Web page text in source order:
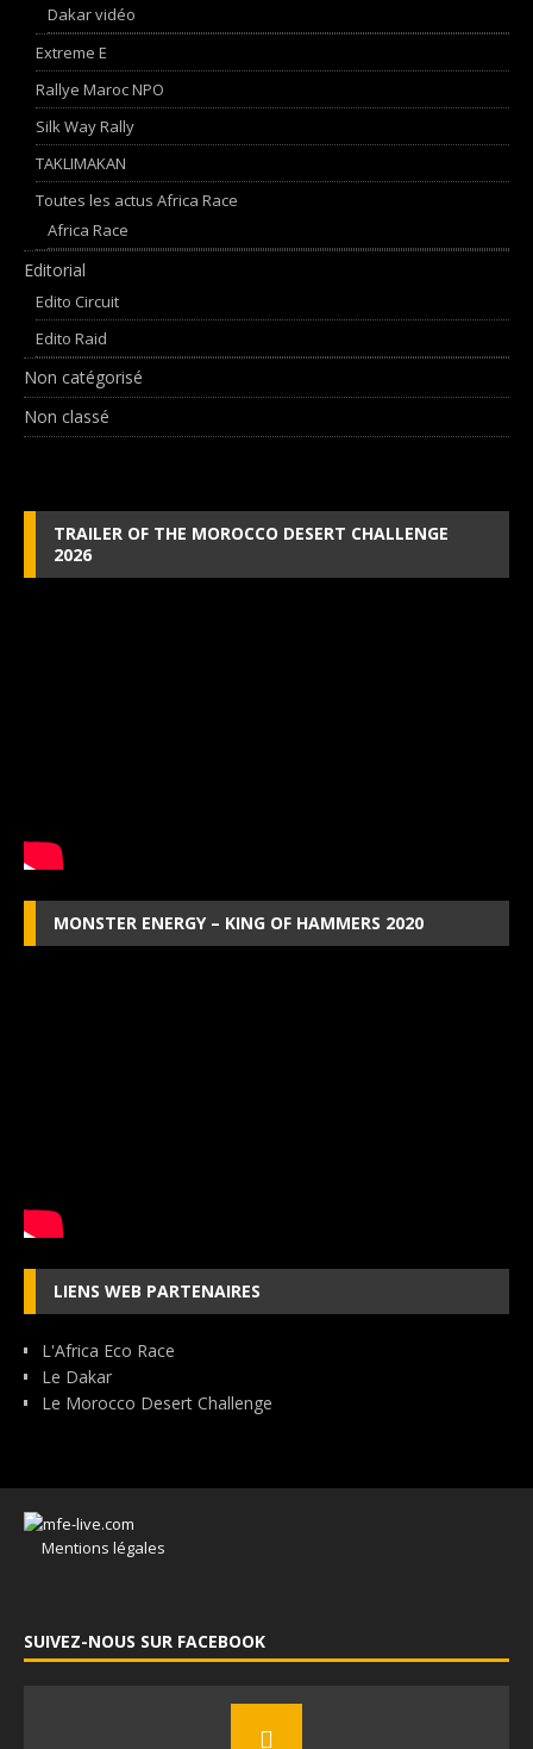
Dakar vidéo
Extreme E
Rallye Maroc NPO
Silk Way Rally
TAKLIMAKAN
Toutes les actus Africa Race
Africa Race
Editorial
Edito Circuit
Edito Raid
Non catégorisé
Non classé
TRAILER OF THE MOROCCO DESERT CHALLENGE
2026
MONSTER ENERGY – KING OF HAMMERS 2020
LIENS WEB PARTENAIRES
L'Africa Eco Race
Le Dakar
Le Morocco Desert Challenge
Mentions légales
SUIVEZ-NOUS SUR FACEBOOK